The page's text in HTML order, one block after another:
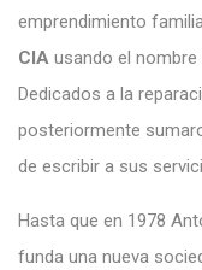
emprendimiento
CIA usando el nombre
Dedicados a la
posteriormente
de escribir a sus
Hasta que en 1978
funda una nueva